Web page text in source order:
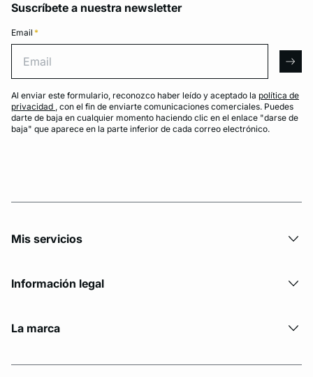
Suscríbete a nuestra newsletter
Email *
Al enviar este formulario, reconozco haber leído y aceptado la política de
privacidad , con el fin de enviarte comunicaciones comerciales. Puedes
darte de baja en cualquier momento haciendo clic en el enlace "darse de
baja" que aparece en la parte inferior de cada correo electrónico.
Mis servicios
Información legal
La marca